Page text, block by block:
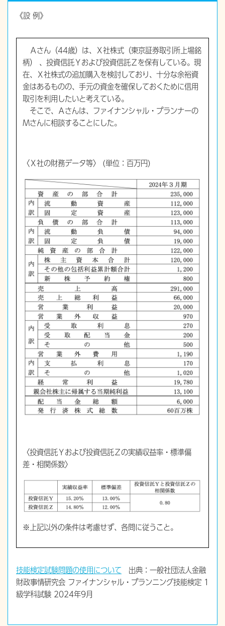
《設 例》
Ａさん（44歳）は、Ｘ社株式（東京証券取引所上場銘
柄） 、投資信託Ｙおよび投資信託Ｚを保有している。現
在、Ｘ社株式の追加購入を検討しており、十分な余裕資
金はあるものの、手元の資金を確保しておくために信用
取引を利用したいと考えている。
そこで、Ａさんは、ファイナンシャル・プランナーの
Ｍさんに相談することにした。
〈Ｘ社の財務データ等〉 (単位：百万円)
〈投資信託Ｙおよび投資信託Ｚの実績収益率・標準偏
差・相関係数〉
※上記以外の条件は考慮せず、各問に従うこと。
技能検定試験問題の使用について 出典：一般社団法人金融
財政事情研究会 ファイナンシャル・プランニング技能検定 1
級学科試験 2024年9月